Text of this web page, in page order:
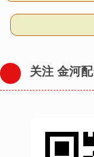
关注 金河